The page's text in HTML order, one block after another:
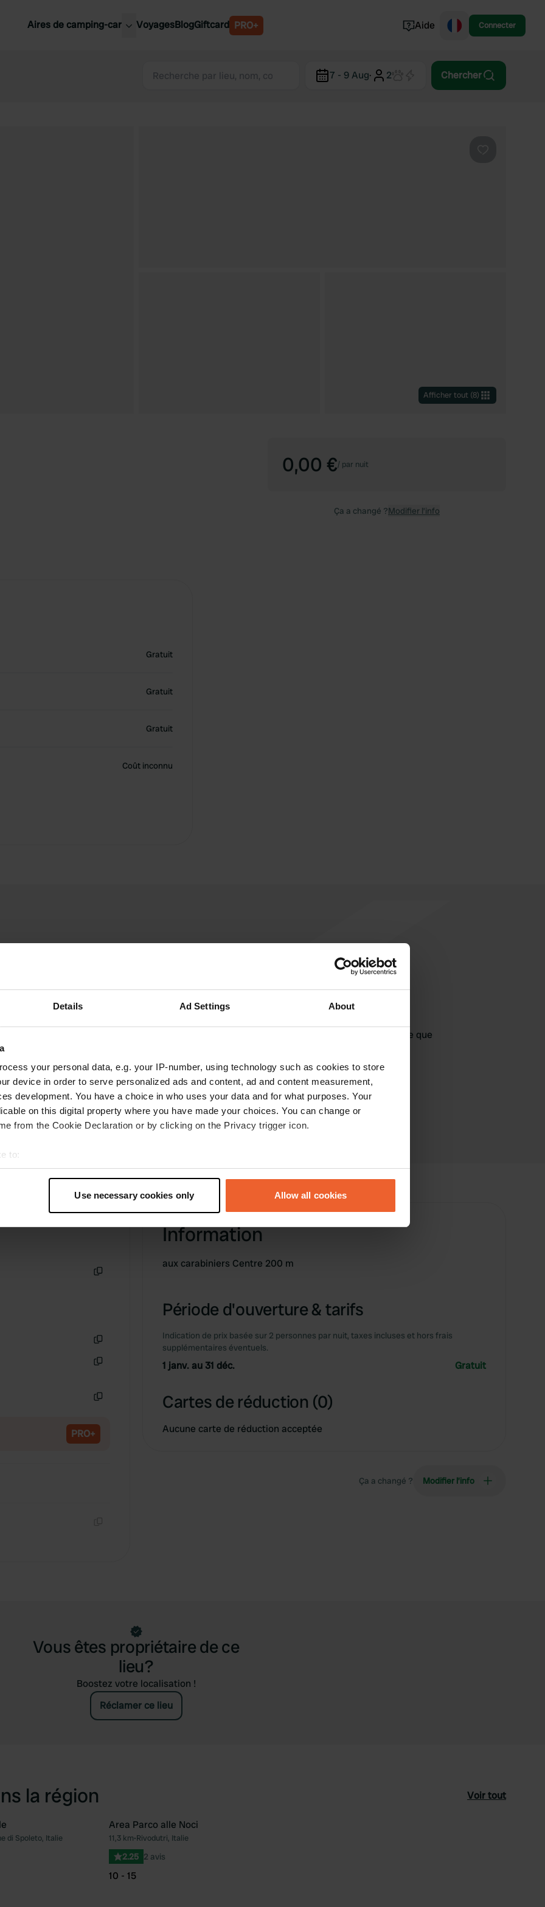
Details Ad Settings About
your personal data, e.g. your IP-number, using technology such as cookies to store
device in order to serve personalized ads and content, ad and content measurement,
development. You have a choice in who uses your data and for what purposes. Your
on this digital property where you have made your choices. You can change or
from the Cookie Declaration or by clicking on the Privacy trigger icon.
to:
geographical location which can be accurate to within several meters
personal data is processed and set your preferences in the
content and ads, to provide social media features and to analyse our traffic. We also share
to them or that they’ve collected from your use of their services.
Use necessary cookies only Allow all cookies
Aires de camping-car
Slovénie
VoyagesBlogGiftcard PRO+ Aide Connecter
7 - 9 Aug· 2 Chercher
Afficher tout (8)
Gratuit
Gratuit
Gratuit
Coût inconnu
0,00 €/ par nuit
Ça a changé ?Modifier l’info
rien de spécial.
du village lui-
malheureusement
Ajouter un avis
Vous êtes déjà venu ici ? Dites aux autres ce que
PRO+
Information
aux carabiniers Centre 200 m
Période d'ouverture & tarifs
Indication de prix basée sur 2 personnes par nuit, taxes incluses et hors frais
supplémentaires éventuels.
1 janv. au 31 déc. Gratuit
Cartes de réduction (0)
Aucune carte de réduction acceptée
Ça a changé ? Modifier l’info
Vous êtes propriétaire de ce
lieu?
Boostez votre localisation !
Réclamer ce lieu
la région Voir tout
Préféré
di Spoleto, Italie
Area Parco alle Noci
11,3 km•Rivodutri, Italie
2.25 2 avis
10 - 15